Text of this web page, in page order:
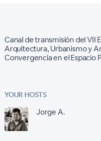
Canal de transmisión del VII
Arquitectura, Urbanismo y
Convergencia en el Espacio
YOUR HOSTS
Jorge A.